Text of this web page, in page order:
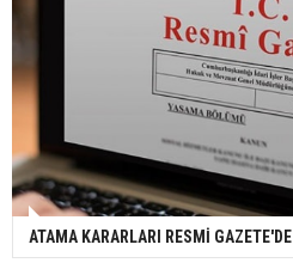
ATAMA KARARLARI RESMİ GAZETE'DE